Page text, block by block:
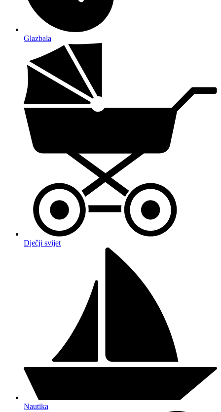
Glazbala
Dječji svijet
Nautika